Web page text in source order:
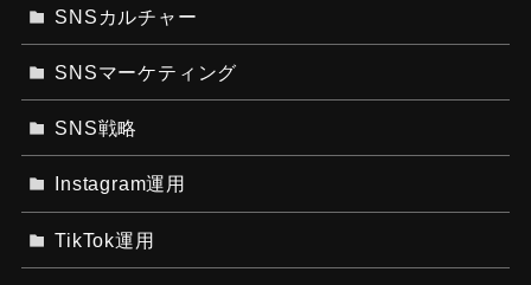
SNSカルチャー
SNSマーケティング
SNS戦略
Instagram運用
TikTok運用